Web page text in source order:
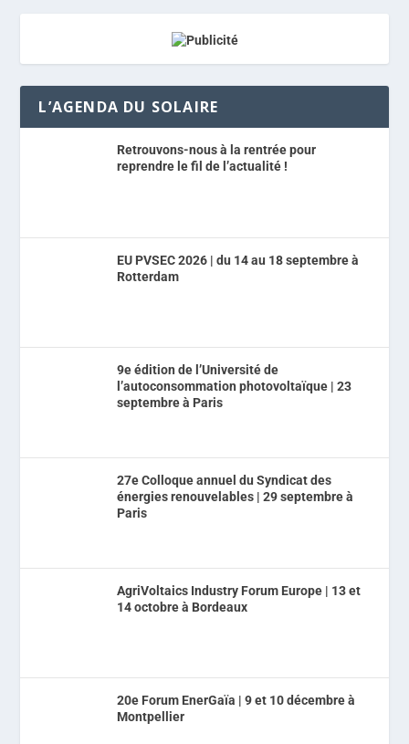
L’AGENDA DU SOLAIRE
Retrouvons-nous à la rentrée pour
reprendre le fil de l’actualité !
EU PVSEC 2026 | du 14 au 18 septembre à
Rotterdam
9e édition de l’Université de
l’autoconsommation photovoltaïque | 23
septembre à Paris
27e Colloque annuel du Syndicat des
énergies renouvelables | 29 septembre à
Paris
AgriVoltaics Industry Forum Europe | 13 et
14 octobre à Bordeaux
20e Forum EnerGaïa | 9 et 10 décembre à
Montpellier